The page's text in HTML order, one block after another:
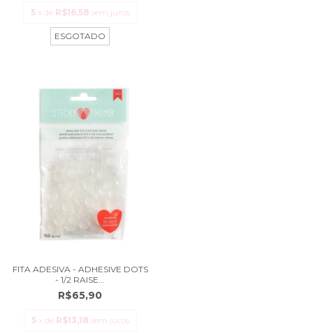
5 x de R$16,58 sem juros
ESGOTADO
FITA ADESIVA - ADHESIVE DOTS
- 1/2 RAISE...
R$65,90
5 x de R$13,18 sem juros